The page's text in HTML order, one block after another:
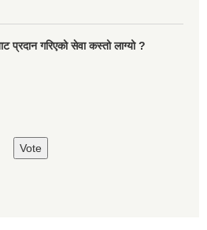
प्रदान गरिएको सेवा कस्तो लाग्यो ?